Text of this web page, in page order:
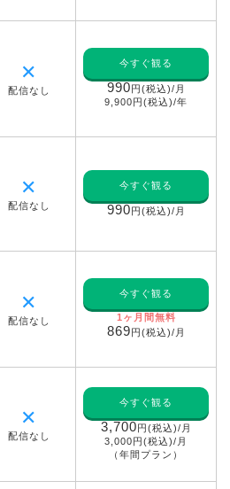
✕
配信なし
今すぐ観る
990円(税込)/月
9,900円(税込)/年
✕
配信なし
今すぐ観る
990円(税込)/月
✕
配信なし
今すぐ観る
1ヶ月間無料
869円(税込)/月
✕
配信なし
今すぐ観る
3,700円(税込)/月
3,000円(税込)/月
（年間プラン）